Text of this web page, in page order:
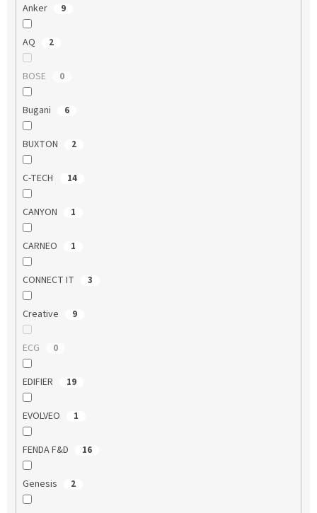
Anker 9
AQ 2
BOSE 0
Bugani 6
BUXTON 2
C-TECH 14
CANYON 1
CARNEO 1
CONNECT IT 3
Creative 9
ECG 0
EDIFIER 19
EVOLVEO 1
FENDA F&D 16
Genesis 2